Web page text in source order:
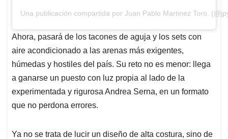
Una publicación compartida por Juan Pablo Martinez Toro.
Ahora, pasará de los tacones de aguja y los sets con
aire acondicionado a las arenas más exigentes,
húmedas y hostiles del país. Su reto no es menor: llega
a ganarse un puesto con luz propia al lado de la
experimentada y rigurosa Andrea Serna, en un formato
que no perdona errores.
Ya no se trata de lucir un diseño de alta costura, sino de